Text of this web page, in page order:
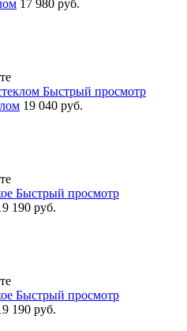
17 980 руб.
Быстрый просмотр
19 040 руб.
Быстрый просмотр
190 руб.
Быстрый просмотр
190 руб.